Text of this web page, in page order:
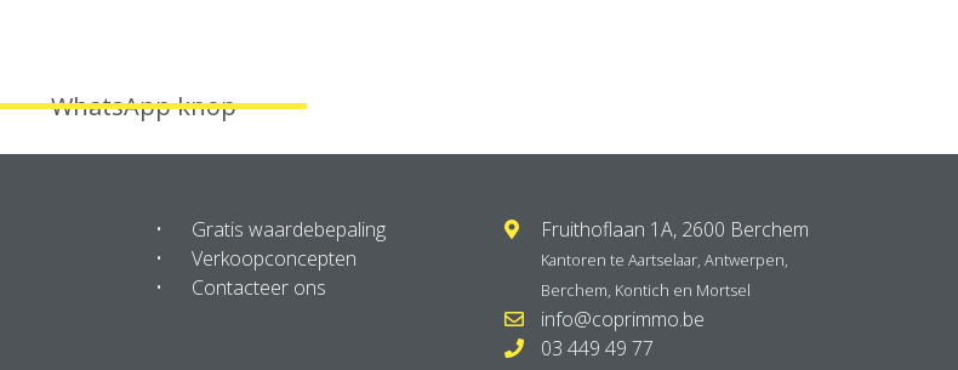
WhatsApp knop
Gratis waardebepaling
Verkoopconcepten
Contacteer ons
Fruithoflaan 1A, 2600 Berchem
Kantoren te Aartselaar Antwerpen
Berchem Kontich en Mortsel
info@coprimmo.be
03 449 49 77